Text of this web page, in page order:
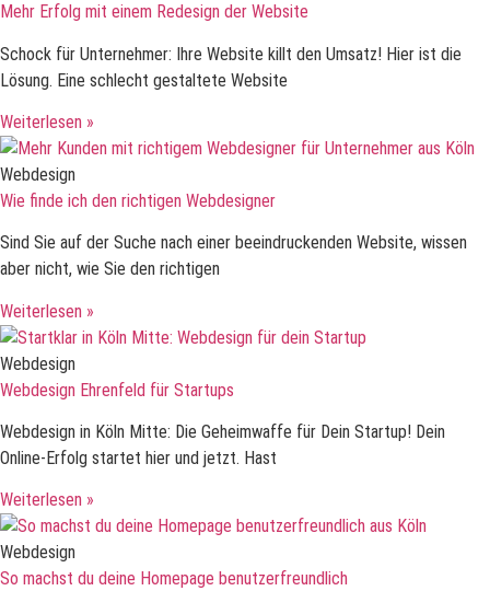
Mehr Erfolg mit einem Redesign der Website
Schock für Unternehmer: Ihre Website killt den Umsatz! Hier ist die
Lösung. Eine schlecht gestaltete Website
Weiterlesen »
Webdesign
Wie finde ich den richtigen Webdesigner
Sind Sie auf der Suche nach einer beeindruckenden Website, wissen
aber nicht, wie Sie den richtigen
Weiterlesen »
Webdesign
Webdesign Ehrenfeld für Startups
Webdesign in Köln Mitte: Die Geheimwaffe für Dein Startup! Dein
Online-Erfolg startet hier und jetzt. Hast
Weiterlesen »
Webdesign
So machst du deine Homepage benutzerfreundlich